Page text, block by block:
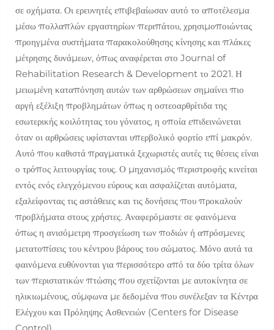
σε οχήματα. Οι ερευνητές επιβεβαίωσαν αυτό το αποτέλεσμα
μέσω πολλαπλών εργαστηρίων περιπάτου, χρησιμοποιώντας
προηγμένα συστήματα παρακολούθησης κίνησης και πλάκες
μέτρησης δυνάμεων, όπως αναφέρεται στο Journal of
Rehabilitation Research & Development το 2021. Η
μειωμένη καταπόνηση αυτών των αρθρώσεων σημαίνει πιο
αργή εξέλιξη προβλημάτων όπως η οστεοαρθρίτιδα της
εσωτερικής κοιλότητας του γόνατος, η οποία επιδεινώνεται
όταν οι αρθρώσεις υφίστανται υπερβολικό φορτίο επί μακρόν.
Αυτό που καθιστά πραγματικά ξεχωριστές αυτές τις θέσεις είναι
ο τρόπος λειτουργίας τους. Ο μηχανισμός περιστροφής κινείται
εντός ενός ελεγχόμενου εύρους και ασφαλίζεται αυτόματα,
εξαλείφοντας τις αστάθειες και τις δονήσεις που προκαλούν
προβλήματα στους χρήστες. Αναφερόμαστε σε φαινόμενα
όπως η ανισόμετρη προσγείωση των ποδιών ή απρόσμενες
μετατοπίσεις του κέντρου βάρους του σώματος. Μόνο αυτά τα
φαινόμενα ευθύνονται για περισσότερο από τα δύο τρίτα όλων
των περιστατικών πτώσης που σχετίζονται με αυτοκίνητα σε
ηλικιωμένους, σύμφωνα με δεδομένα που συνέλεξαν τα Κέντρα
Ελέγχου και Πρόληψης Ασθενειών (Centers for Disease